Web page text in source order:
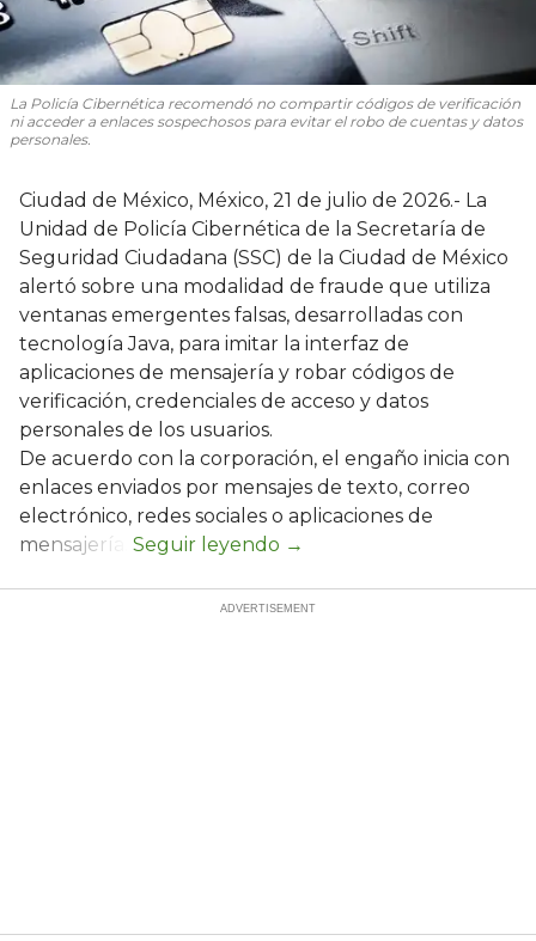
La Policía Cibernética recomendó no compartir códigos de verificación
ni acceder a enlaces sospechosos para evitar el robo de cuentas y datos
personales.
Ciudad de México, México, 21 de julio de 2026.- La
Unidad de Policía Cibernética de la Secretaría de
Seguridad Ciudadana (SSC) de la Ciudad de México
alertó sobre una modalidad de fraude que utiliza
ventanas emergentes falsas, desarrolladas con
tecnología Java, para imitar la interfaz de
aplicaciones de mensajería y robar códigos de
verificación, credenciales de acceso y datos
personales de los usuarios.
De acuerdo con la corporación, el engaño inicia con
enlaces enviados por mensajes de texto, correo
electrónico, redes sociales o aplicaciones de
mensajería.